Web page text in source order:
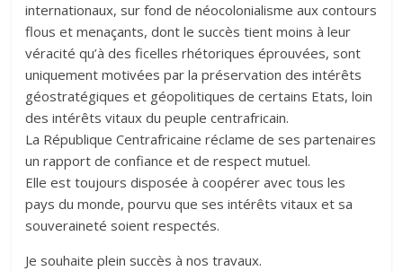
internationaux, sur fond de néocolonialisme aux contours
flous et menaçants, dont le succès tient moins à leur
véracité qu’à des ficelles rhétoriques éprouvées, sont
uniquement motivées par la préservation des intérêts
géostratégiques et géopolitiques de certains Etats, loin
des intérêts vitaux du peuple centrafricain.
La République Centrafricaine réclame de ses partenaires
un rapport de confiance et de respect mutuel.
Elle est toujours disposée à coopérer avec tous les
pays du monde, pourvu que ses intérêts vitaux et sa
souveraineté soient respectés.
Je souhaite plein succès à nos travaux.